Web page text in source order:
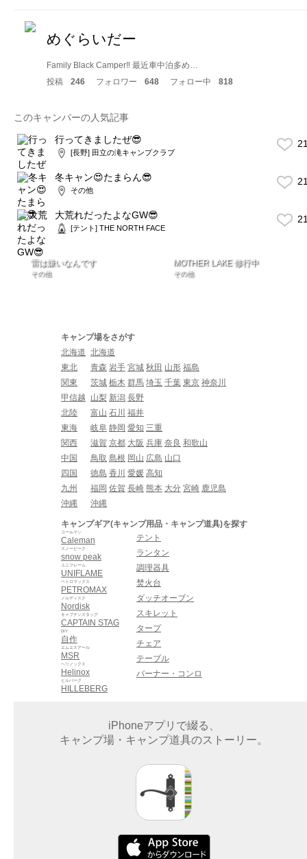
めぐらいだー
Family Black Camper‼︎ 最近車中泊多め…
投稿
246 フォロワー 648 フォロー中 818
このキャンパーの人気記事
行ってきましたぜ😎
[長野] 田立の滝キャンプクラブ
冬キャン😍たまらん😎
その他
大荒れだったよなGW😎
[テント] THE NORTH FACE
雷は嫌いなんです
その他
MOTHER LAKE 修行中
その他
キャンプ場をさがす
北海道 北海道
東北
青森 岩手 宮城 秋田 山形 福島
関東
茨城 栃木 群馬 埼玉 千葉 東京 神奈川
甲信越
山梨 新潟 長野
北陸
富山 石川 福井
東海
岐阜 静岡 愛知 三重
関西
滋賀 京都 大阪 兵庫 奈良 和歌山
中国
鳥取 島根 岡山 広島 山口
四国
徳島 香川 愛媛 高知
九州
福岡 佐賀 長崎 熊本 大分 宮崎 鹿児島
沖縄
沖縄
キャンプギア(キャンプ用品・キャンプ道具)を探す
Caleman
コールマン
snow peak
スノーピーク
UNIFLAME
ユニフレーム
PETROMAX
ペトロマックス
Nordisk
ノルディスク
CAPTAIN STAG
キャプテンスタッグ
自作
DIY
MSR
エムエスアール
Helinox
ヘリノックス
HILLEBERG
ヒルバーグ
テント
ランタン
調理器具
焚火台
ダッチオーブン
スキレット
タープ
チェア
テーブル
バーナー・コンロ
iPhoneアプリで綴る、
キャンプ場・キャンプ道具のストーリー。